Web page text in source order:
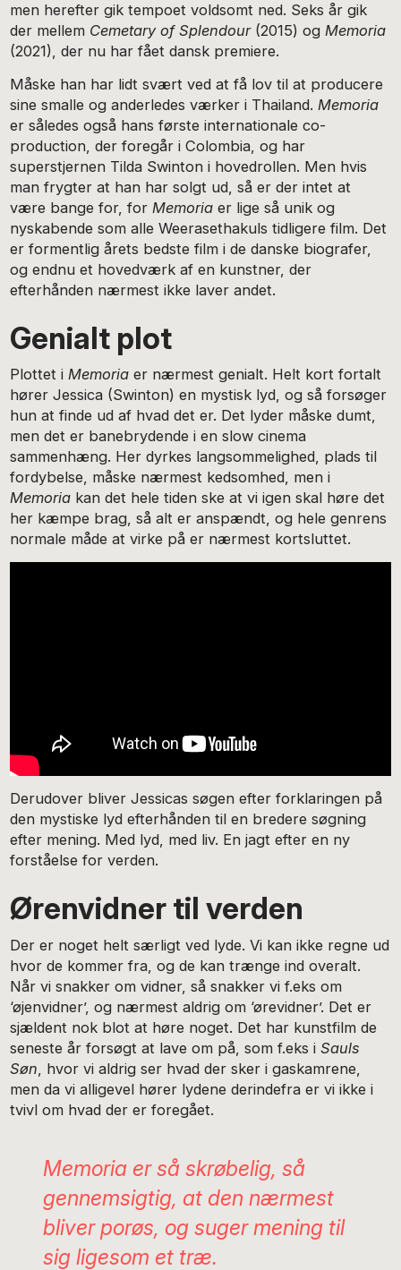
men herefter gik tempoet voldsomt ned. Seks år gik
der mellem Cemetary of Splendour (2015) ogMemoria
(2021), der nu har fået dansk premiere.
Måske han har lidt svært ved at få lov til at producere
sine smalle og anderledes værker i Thailand. Memoria
er således også hans første internationale co-
production, der foregår i Colombia, og har
superstjernen Tilda Swinton i hovedrollen. Men hvis
man frygter at han har solgt ud, så er der intet at
være bange for, for Memoriaer lige så unik og
nyskabende som alle Weerasethakuls tidligere film. Det
er formentlig årets bedste film i de danske biografer,
og endnu et hovedværk af en kunstner, der
efterhånden nærmest ikke laver andet.
Genialt plot
Plottet iMemoriaer nærmest genialt. Helt kort fortalt
hører Jessica (Swinton) en mystisk lyd, og så forsøger
hun at finde ud af hvad det er. Det lyder måske dumt,
men det er banebrydende i en slow cinema
sammenhæng. Her dyrkes langsommelighed, plads til
fordybelse, måske nærmest kedsomhed, men i
Memoria kan det hele tiden ske at vi igen skal høre det
her kæmpe brag, så alt er anspændt, og hele genrens
normale måde at virke på er nærmest kortsluttet.
Derudover bliver Jessicas søgen efter forklaringen på
den mystiske lyd efterhånden til en bredere søgning
efter mening. Med lyd, med liv. En jagt efter en ny
forståelse for verden.
Ørenvidner til verden
Der er noget helt særligt ved lyde. Vi kan ikke regne ud
hvor de kommer fra, og de kan trænge ind overalt.
Når vi snakker om vidner, så snakker vi f.eks om
‘øjenvidner’, og nærmest aldrig om ‘ørevidner’. Det er
sjældent nok blot at høre noget. Det har kunstfilm de
seneste år forsøgt at lave om på, som f.eks iSauls
Søn , hvor vi aldrig ser hvad der sker i gaskamrene,
men da vi alligevel hører lydene derindefra er vi ikke i
tvivl om hvad der er foregået.
Memoria er så skrøbelig, så
gennemsigtig, at den nærmest
bliver porøs, og suger mening til
sig ligesom et træ.